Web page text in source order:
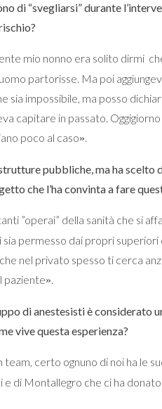
di “svegliarsi” durante
mio nonno era solito dirmi
partorisse. Ma poi
sia impossibile, ma posso
capitare in passato.
poco al caso».
pubbliche, ma ha scelto
che l’ha convinta a fare
”operai” della sanità che si
sia permesso dai propri
nel privato spesso ti cerca
paziente».
di anestesisti è considerato
vive questa esperienza?
team, certo ognuno di noi ha le
e di Montallegro che ci ha